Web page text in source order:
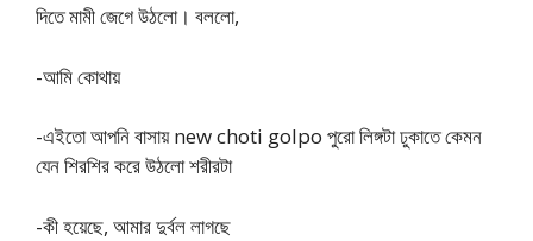
দিতে মামী জেগে উঠলো। বললো,
-আমি কোথায়
-এইতো আপনি বাসায় new choti golpo পুরো লিঙ্গটা ঢুকাতে কেমন
যেন শিরশির করে উঠলো শরীরটা
-কী হয়েছে, আমার দুর্বল লাগছে